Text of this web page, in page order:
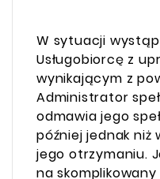
W sytuacji
Usługobiorcę z
wynikającym z
Administrator
odmawia jego
później jednak
jego otrzymaniu.
na